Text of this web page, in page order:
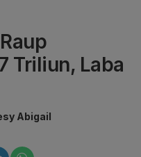
Triliun, Laba
Abigail